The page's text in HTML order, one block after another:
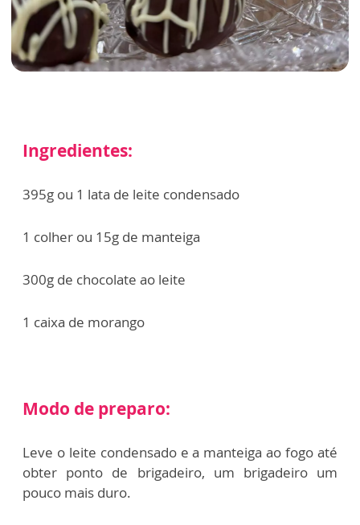
Ingredientes:
395g ou 1 lata de leite condensado
1 colher ou 15g de manteiga
300g de chocolate ao leite
1 caixa de morango
Modo de preparo:
Leve o leite condensado e a manteiga ao fogo até
obter ponto de brigadeiro, um brigadeiro um
pouco mais duro.